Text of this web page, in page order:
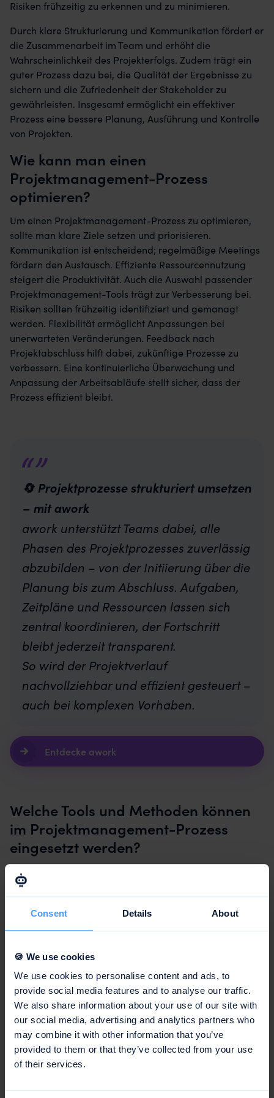
Consent Details About
🍪 We use cookies
We use cookies to personalise content and ads, to
provide social media features and to analyse our traffic.
We also share information about your use of our site with
our social media, advertising and analytics partners who
may combine it with other information that you’ve
provided to them or that they’ve collected from your use
of their services.
Risiken frühzeitig zu erkennen und zu minimieren.
Durch klare Strukturierung und Kommunikation fördert er
die Zusammenarbeit im Team und erhöht die
Wahrscheinlichkeit des Projekterfolgs. Zudem trägt ein
guter Prozess dazu bei, die Qualität der Ergebnisse zu
sichern und die Zufriedenheit der Stakeholder zu
gewährleisten. Insgesamt ermöglicht ein effektiver
Prozess eine bessere Planung, Ausführung und Kontrolle
von Projekten.
Wie kann man einen
Projektmanagement-Prozess
optimieren?
Um einen Projektmanagement-Prozess zu optimieren,
sollte man klare Ziele setzen und priorisieren.
Kommunikation ist entscheidend; regelmäßige Meetings
fördern den Austausch. Effiziente Ressourcennutzung
steigert die Produktivität. Auch die Auswahl passender
Projektmanagement-Tools trägt zur Verbesserung bei.
Risiken sollten frühzeitig identifiziert und gemanagt
werden. Flexibilität ermöglicht Anpassungen bei
unerwarteten Veränderungen. Feedback nach
Projektabschluss hilft dabei, zukünftige Prozesse zu
verbessern. Eine kontinuierliche Überwachung und
Anpassung der Arbeitsabläufe stellt sicher, dass der
Prozess effizient bleibt.
🔄 Projektprozesse strukturiert umsetzen
– mit awork
awork unterstützt Teams dabei, alle
Phasen des Projektprozesses zuverlässig
abzubilden – von der Initiierung über die
Planung bis zum Abschluss. Aufgaben,
Zeitpläne und Ressourcen lassen sich
zentral koordinieren, der Fortschritt
bleibt jederzeit transparent.
So wird der Projektverlauf
nachvollziehbar und effizient gesteuert –
auch bei komplexen Vorhaben.
Entdecke awork
Welche Tools und Methoden können
im Projektmanagement-Prozess
eingesetzt werden?
Im Projektmanagement-Prozess gibt es verschiedene
Tools und Methoden, die genutzt werden können. awork
ist eine beliebte Softwarelösung, die hilft, Aufgaben zu
planen und zu verfolgen.
wieScrumundKanban
Das Wasserfallmodell eignet sich für Projekte mit klar
definierten Anforderungen und Abläufen, während agile
Methoden Flexibilität und Anpassungsfähigkeit fördern.
Darüber hinaus wird das Gantt-Diagramm häufig zur
Visualisierung von Projektplänen verwendet.
Risikomanagement-Techniken, wie SWOT-Analysen, sind
ebenfalls entscheidend, um potenzielle